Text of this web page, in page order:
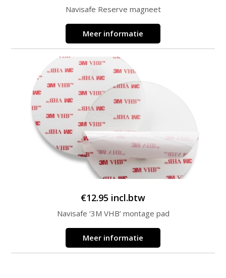
Navisafe Reserve magneet
Meer informatie
€12.95 incl.btw
Navisafe ‘3M VHB’ montage pad
Meer informatie